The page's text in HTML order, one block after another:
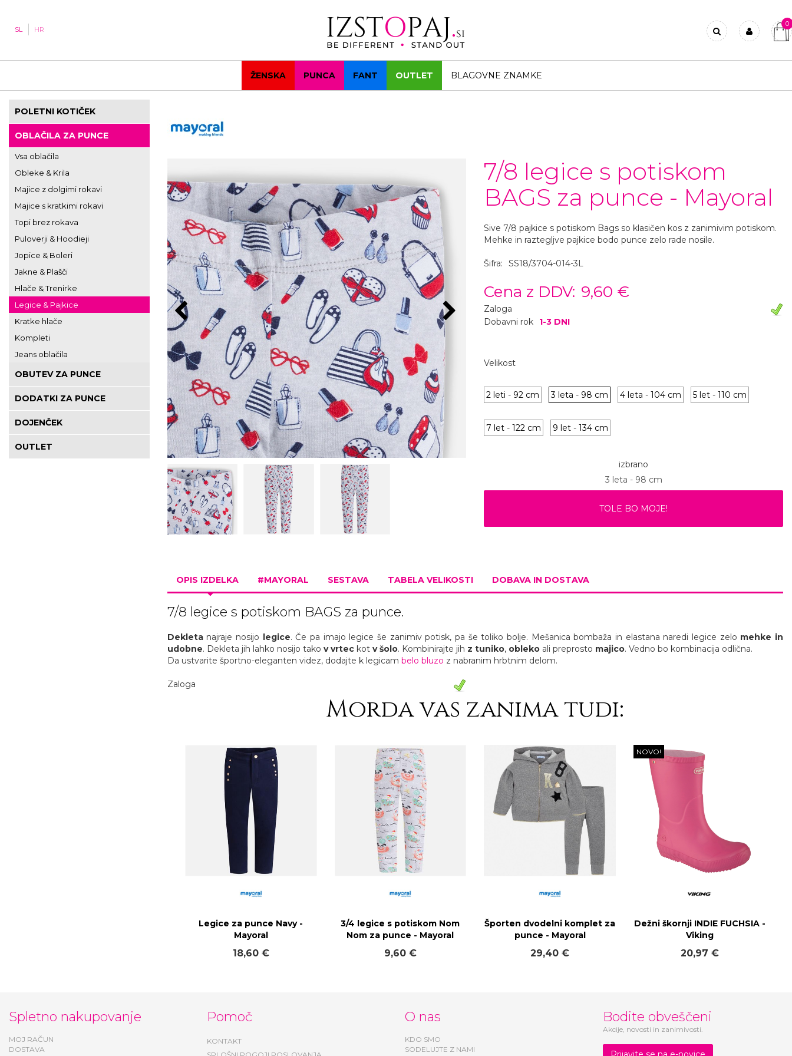
SL HR
0
ŽENSKA PUNCA FANT OUTLET BLAGOVNE ZNAMKE
POLETNI KOTIČEK
OBLAČILA ZA PUNCE
Vsa oblačila
Obleke & Krila
Majice z dolgimi rokavi
Majice s kratkimi rokavi
Topi brez rokava
Puloverji & Hoodieji
Jopice & Boleri
Jakne & Plašči
Hlače & Trenirke
Legice & Pajkice
Kratke hlače
Kompleti
Jeans oblačila
OBUTEV ZA PUNCE
DODATKI ZA PUNCE
DOJENČEK
OUTLET
7/8 legice s potiskom
BAGS za punce - Mayoral
Sive 7/8 pajkice s potiskom Bags so klasičen kos z zanimivim potiskom.
Mehke in raztegljve pajkice bodo punce zelo rade nosile.
Šifra: SS18/3704-014-3L
Cena z DDV: 9,60 €
Zaloga
Dobavni rok
1-3 DNI
Velikost
2 leti - 92 cm 3 leta - 98 cm 4 leta - 104 cm 5 let - 110 cm
7 let - 122 cm 9 let - 134 cm
izbrano
3 leta - 98 cm
TOLE BO MOJE!
OPIS IZDELKA #MAYORAL SESTAVA TABELA VELIKOSTI DOBAVA IN DOSTAVA
7/8 legice s potiskom BAGS za punce.
Dekletanajraje nosijo legice. Če pa imajo legice še zanimiv potisk, pa še toliko bolje. Mešanica bombaža in elastana naredi legice zelo mehke in
udobne. Dekleta jih lahko nosijo tako v vrteckot v šolo. Kombinirajte jih z tuniko, oblekoali preprosto majico. Vedno bo kombinacija odlična.
Da ustvarite športno-eleganten videz, dodajte k legicam belo bluzo z nabranim hrbtnim delom.
Zaloga
Morda vas zanima tudi:
Legice za punce Navy -
Mayoral
18,60 €
3/4 legice s potiskom Nom
Nom za punce - Mayoral
9,60 €
Športen dvodelni komplet za
punce - Mayoral
29,40 €
NOVO!
Dežni škornji INDIE FUCHSIA -
Viking
20,97 €
Spletno nakupovanje
MOJ RAČUN
DOSTAVA
Pomoč
KONTAKT
O nas
KDO SMO
SODELUJTE Z NAMI
Bodite obveščeni
Akcije, novosti in zanimivosti.